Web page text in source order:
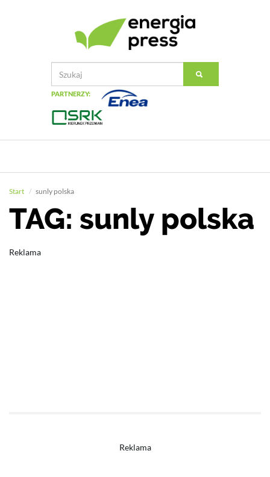
PARTNERZY:
Start sunly polska
TAG: sunly polska
Reklama
Reklama